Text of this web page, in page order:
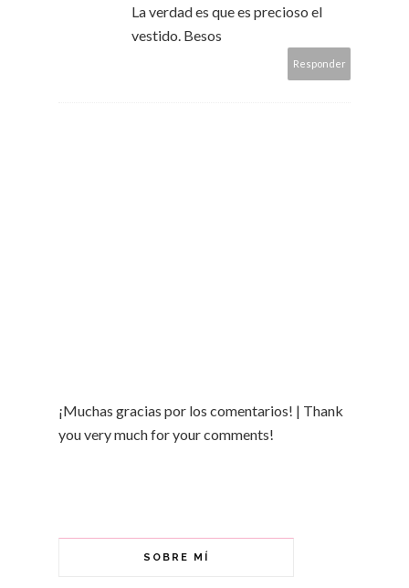
La verdad es que es precioso el
vestido. Besos
Responder
¡Muchas gracias por los comentarios! | Thank
you very much for your comments!
SOBRE MÍ